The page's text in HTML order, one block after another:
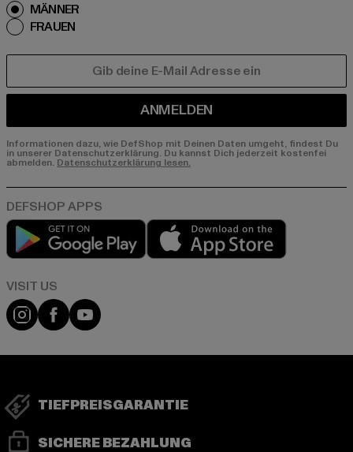
MÄNNER
FRAUEN
ANMELDEN
Informationen dazu, wie DefShop mit Deinen Daten umgeht, findest Du
in unserer Datenschutzerklärung. Du kannst Dich jederzeit kostenfei
abmelden. Datenschutzerklärung lesen.
Play market
Visit our Instagram page:
Visit our Facebook page:
Visit our YouTube channel:
TIEFPREISGARANTIE
SICHERE BEZAHLUNG